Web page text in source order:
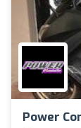
Power